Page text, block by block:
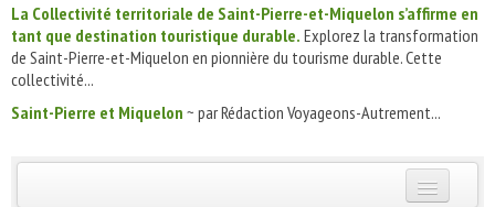
La Collectivité territoriale de Saint-Pierre-et-Miquelon s’affirme en
tant que destination touristique durable. Explorez la transformation
de Saint-Pierre-et-Miquelon en pionnière du tourisme durable. Cette
collectivité...
Saint-Pierre et Miquelon ~ par Rédaction Voyageons-Autrement...